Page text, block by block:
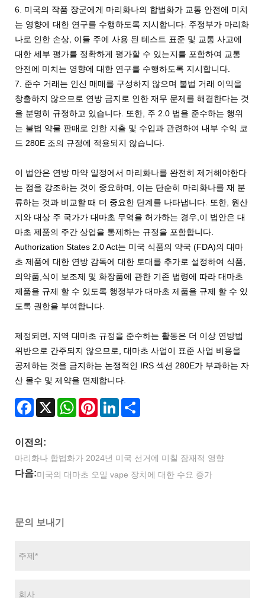
6. 미국의 작품 장군에게 마리화나의 합법화가 교통 안전에 미치
는 영향에 대한 연구를 수행하도록 지시합니다. 주정부가 마리화
나로 인한 손상, 이들 주에 사용 된 테스트 표준 및 교통 사고에
대한 세부 평가를 정확하게 평가할 수 있는지를 포함하여 교통
안전에 미치는 영향에 대한 연구를 수행하도록 지시합니다.
7. 준수 거래는 인신 매매를 구성하지 않으며 불법 거래 이익을
창출하지 않으므로 연방 금지로 인한 재무 문제를 해결한다는 것
을 분명히 규정하고 있습니다. 또한, 주 2.0 법을 준수하는 행위
는 불법 약물 판매로 인한 지출 및 수입과 관련하여 내부 수익 코
드 280E 조의 규정에 적용되지 않습니다.
이 법안은 연방 마약 일정에서 마리화나를 완전히 제거해야한다
는 점을 강조하는 것이 중요하며, 이는 단순히 마리화나를 재 분
류하는 것과 비교할 때 더 중요한 단계를 나타냅니다. 또한, 원산
지와 대상 주 국가가 대마초 무역을 허가하는 경우,이 법안은 대
마초 제품의 주간 상업을 통제하는 규정을 포함합니다.
Authorization States 2.0 Act는 미국 식품의 약국 (FDA)의 대마
초 제품에 대한 연방 감독에 대한 토대를 추가로 설정하여 식품,
의약품,식이 보조제 및 화장품에 관한 기존 법령에 따라 대마초
제품을 규제 할 수 있도록 행정부가 대마초 제품을 규제 할 수 있
도록 권한을 부여합니다.
제정되면, 지역 대마초 규정을 준수하는 활동은 더 이상 연방법
위반으로 간주되지 않으므로, 대마초 사업이 표준 사업 비용을
공제하는 것을 금지하는 논쟁적인 IRS 섹션 280E가 부과하는 자
산 몰수 및 제약을 면제합니다.
Facebook
X WhatsAppPinterestLinkedIn
이전의:
마리화나 합법화가 2024년 미국 선거에 미칠 잠재적 영향
다음:미국의 대마초 오일 vape 장치에 대한 수요 증가
문의 보내기